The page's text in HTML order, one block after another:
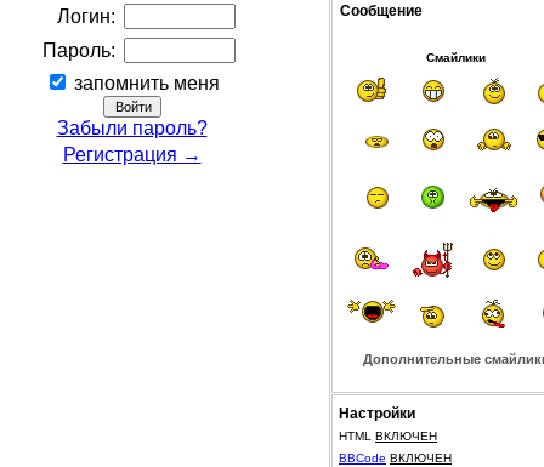
Логин:
Пароль:
запомнить меня
Забыли пароль?
Регистрация →
Сообщение
Смайлики
Дополнительные
Настройки
HTML ВКЛЮЧЕН
BBCode ВКЛЮЧЕН